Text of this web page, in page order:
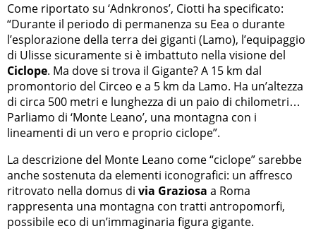
Come riportato su ‘Adnkronos’, Ciotti ha specificato:
“Durante il periodo di permanenza su Eea o durante
l’esplorazione della terra dei giganti (Lamo), l’equipaggio
di Ulisse sicuramente si è imbattuto nella visione del
Ciclope. Ma dove si trova il Gigante? A 15 km dal
promontorio del Circeo e a 5 km da Lamo. Ha un’altezza
di circa 500 metri e lunghezza di un paio di chilometri…
Parliamo di ‘Monte Leano’, una montagna con i
lineamenti di un vero e proprio ciclope”.
La descrizione del Monte Leano come “ciclope” sarebbe
anche sostenuta da elementi iconografici: un affresco
ritrovato nella domus di via Graziosa a Roma
rappresenta una montagna con tratti antropomorfi,
possibile eco di un’immaginaria figura gigante.